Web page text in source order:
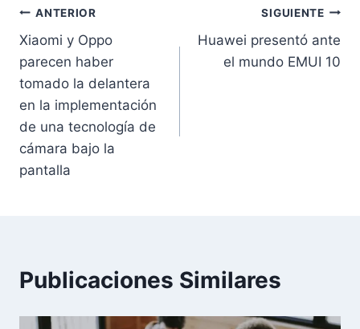
entrada:
Navegación
de
entradas
ANTERIOR
Xiaomi y Oppo
parecen haber
tomado la delantera
en la implementación
de una tecnología de
cámara bajo la
pantalla
SIGUIENTE
Huawei presentó ante
el mundo EMUI 10
Publicaciones Similares